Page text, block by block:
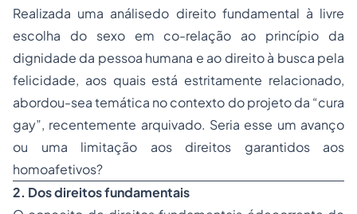
Realizada uma análisedo direito fundamental à livre
escolha do sexo em co-relação ao princípio da
dignidade da pessoa humana e ao direito à busca pela
felicidade, aos quais está estritamente relacionado,
abordou-sea temática no contexto do projeto da “cura
gay”, recentemente arquivado. Seria esse um avanço
ou uma limitação aos direitos garantidos aos
homoafetivos?
2. Dos direitos fundamentais